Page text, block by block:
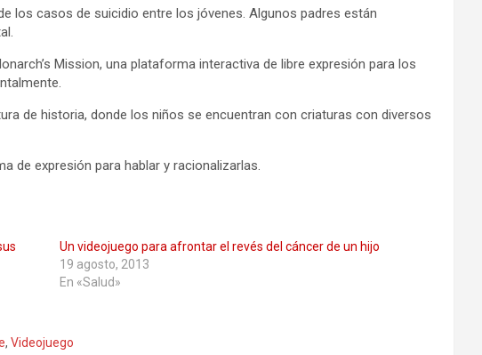
los casos de suicidio entre los jóvenes. Algunos padres están
Mission, una plataforma interactiva de libre expresión para los
de historia, donde los niños se encuentran con criaturas con diversos
de expresión para hablar y racionalizarlas.
Un videojuego para afrontar el revés del cáncer de un hijo
19 agosto, 2013
En «Salud»
, Videojuego